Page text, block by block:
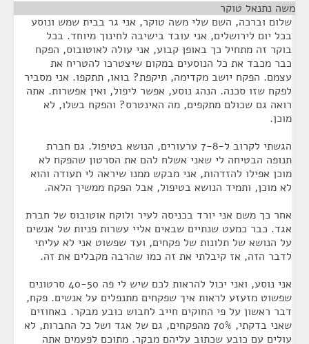
משה נתנאל טוקר
שלום וברכה, השם שלי משה טוקר, אני גר בבית שמש ונוסע
בכל יום לירושלים, אני עובד בישיבה לחינוך מיוחד. בכל
בוקר זה מתחיל כך באופן קבוע, אני עולה לאוטובוס, הפקח
כבר מכבד את כל הנוסעים במקום שיצטרכו להטריח את
עצמם. הפקח יושב מקדימה, תיקפת? בואו, תתקפו. אני מסביר
לפקח שזו סכנה. הנהג נוסע, אפשר ליפול, ואין אפשרות. אתה
רואה גם שכולם מתקפים, מה האינטרס? והפקח בשלו, לא
מוכן.
הגשתי לקרוב ל-7-8 ערעורים, הנושא בטיפול. גם חברת
תנופה הבטיחה לי שאני אשלח להם את הסרטון שהפקח לא
מוכן אפילו להזדהות, אני מבקש ממנו שיראה לי תעודה והוא
לא מוכן, ותמיד הנושא בטיפול, אבל הפקח ממשיך הלאה.
אחר כך משם אני יורד בכניסה לעיר ולוקח אוטובוס של חברת
אגד. כבר כמעט שנתיים שבאים אליי עשרות פניות של אנשים
על הנושא של תלונות של פקחים, ועד שפשוט אני לא עליתי
לדבר הזה, אז קיבלתי את זה כמו שהרבה מקבלים את זה.
אני נוסע, ואני יכול להראות לכם שיש לי פה 40-50 סרטונים
שפשוט מזעזע לראות איך שפקחים מתנפלים על אנשים. פקח,
דבר ראשון על פי החוקים חייב לחבוש כובע מבקר. באחוזים
שאני בדקתי, 70% מהפקחים, גם של אגד ושל כל החברות, לא
עולים עם כובע שכתוב עליהם מבקר. מתוכם לפעמים אתה